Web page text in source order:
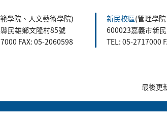
學院、人文藝術學院)
民雄鄉文隆村85號
FAX: 05-2060598
新民校區(管理學
600023嘉義市新
TEL: 05-2717000
最後更